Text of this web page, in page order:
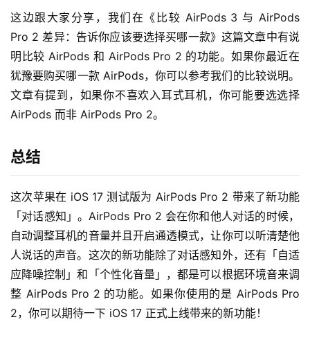
这边跟大家分享，我们在《比较 AirPods 3 与 AirPods
Pro 2 差异：告诉你应该要选择买哪一款》这篇文章中有说
明比较 AirPods 和 AirPods Pro 2 的功能。如果你最近在
犹豫要购买哪一款 AirPods，你可以参考我们的比较说明。
文章有提到，如果你不喜欢入耳式耳机，你可能要选选择
AirPods 而非 AirPods Pro 2。
总结
这次苹果在 iOS 17 测试版为 AirPods Pro 2 带来了新功能
「对话感知」。AirPods Pro 2 会在你和他人对话的时候，
自动调整耳机的音量并且开启通透模式，让你可以听清楚他
人说话的声音。这次的新功能除了对话感知外，还有「自适
应降噪控制」和「个性化音量」，都是可以根据环境音来调
整 AirPods Pro 2 的功能。如果你使用的是 AirPods Pro
2，你可以期待一下 iOS 17 正式上线带来的新功能！